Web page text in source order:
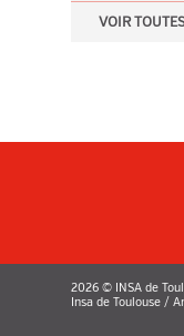
VOIR
2026 © INSA de
Insa de Toulouse /